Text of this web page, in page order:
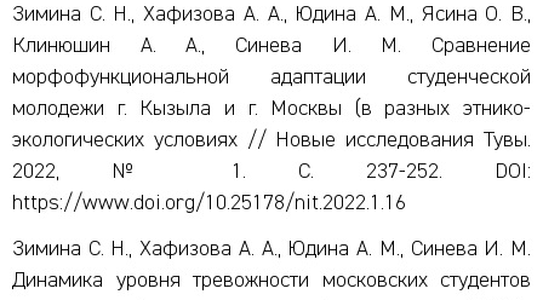
Зимина С. Н., Хафизова А. А., Юдина А. М., Ясина О. В.,
Клинюшин А. А., Синева И. М. Сравнение
морфофункциональной адаптации студенческой
молодежи г. Кызыла и г. Москвы (в разных этнико-
экологических условиях // Новые исследования Тувы.
2022, № 1. С. 237-252. DOI:
https://www.doi.org/10.25178/nit.2022.1.16
Зимина С. Н., Хафизова А. А., Юдина А. М., Синева И. М.
Динамика уровня тревожности московских студентов